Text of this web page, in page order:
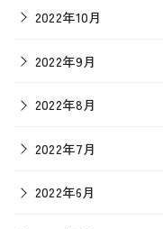
2022年10月
2022年9月
2022年8月
2022年7月
2022年6月